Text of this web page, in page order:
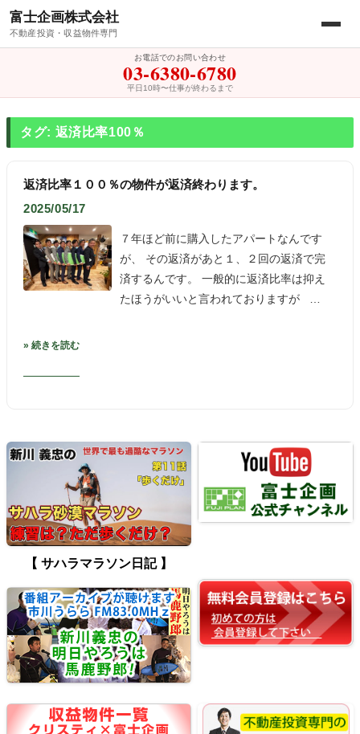
富士企画株式会社
不動産投資・収益物件専門
お電話でのお問い合わせ
03-6380-6780
平日10時〜仕事が終わるまで
タグ: 返済比率100％
返済比率１００％の物件が返済終わります。
2025/05/17
７年ほど前に購入したアパートなんです
が、 その返済があと１、２回の返済で完
済するんです。 一般的に返済比率は抑え
たほうがいいと言われておりますが …
» 続きを読む
【 サハラマラソン日記 】